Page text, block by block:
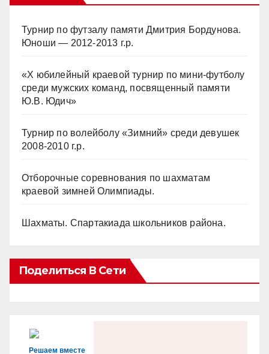
Турнир по футзалу памяти Дмитрия Бордунова.
Юноши — 2012-2013 г.р.
«Х юбилейный краевой турнир по мини-футболу
среди мужских команд, посвященный памяти
Ю.В. Юдич»
Турнир по волейболу «Зимний» среди девушек
2008-2010 г.р.
Отборочные соревнования по шахматам
краевой зимней Олимпиады.
Шахматы. Спартакиада школьников района.
Поделиться В Сети
Решаем вместе